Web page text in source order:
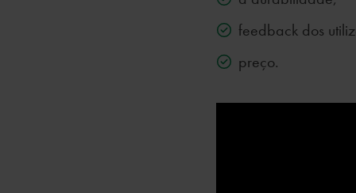
feedback dos
preço.